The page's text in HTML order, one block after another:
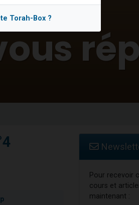
de Yohan
Pour recevoir
cours et
maintenant :
Torah-Box ?